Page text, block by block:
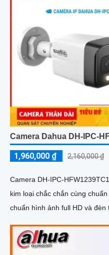
Camera Dahua DH-IPC-
1,960,000 ₫ 2,160,000 ₫
Camera DH-IPC-
kim loại chắc chắn cùng
chuẩn hình ảnh full HD và đèn